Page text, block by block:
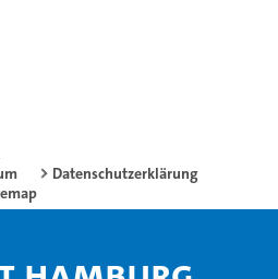
Datenschutzerklärung